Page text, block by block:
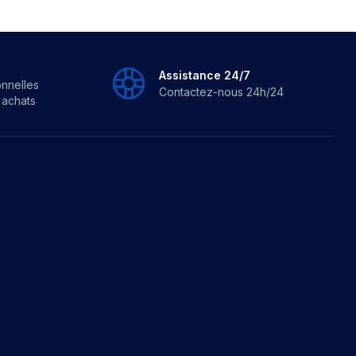
Assistance 24/7
Contactez-nous 24h/24